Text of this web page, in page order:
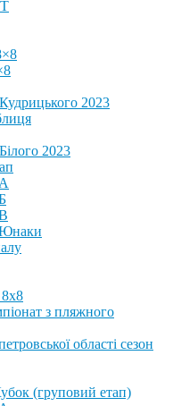
2023
2023
8х8
з пляжного
області сезон
(груповий етап)